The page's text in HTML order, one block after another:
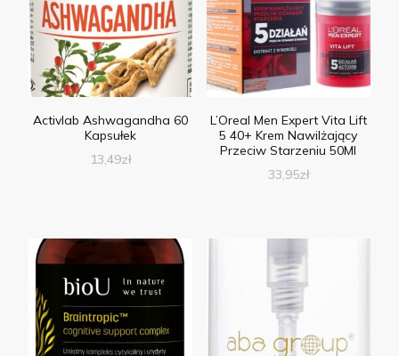
Activlab Ashwagandha 60
Kapsułek
13,49zł
L’Oreal Men Expert Vita Lift
5 40+ Krem Nawilżający
Przeciw Starzeniu 50Ml
33,95zł